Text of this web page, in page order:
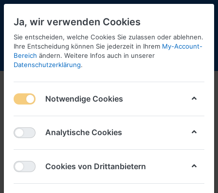
Menü Anmelden Shopaktualisierung
Ja, wir verwenden Cookies
Sie entscheiden, welche Cookies Sie zulassen oder ablehnen.
Ihre Entscheidung können Sie jederzeit in Ihrem My-Account-
Bereich ändern. Weitere Infos auch in unserer
Datenschutzerklärung.
Notwendige Cookies
Analytische Cookies
Cookies von Drittanbietern